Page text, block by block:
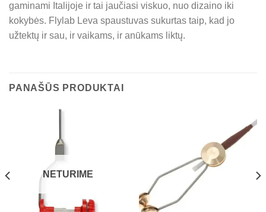
gaminami Italijoje ir tai jaučiasi viskuo, nuo dizaino iki
kokybės. Flylab Leva spaustuvas sukurtas taip, kad jo
užtektų ir sau, ir vaikams, ir anūkams liktų.
PANAŠŪS PRODUKTAI
NETURIME